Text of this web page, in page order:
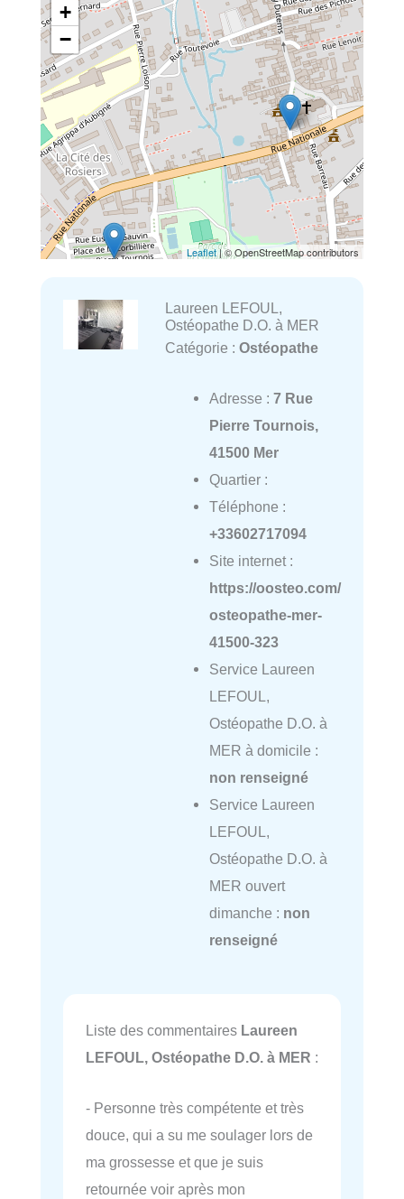
+
−
Leaflet| © OpenStreetMap contributors
Laureen LEFOUL,
Ostéopathe D.O. à MER
Catégorie : Ostéopathe
Adresse : 7 Rue
Pierre Tournois,
41500 Mer
Quartier :
Téléphone :
+33602717094
Site internet :
https://oosteo.com/
osteopathe-mer-
41500-323
Service Laureen
LEFOUL,
Ostéopathe D.O. à
MER à domicile :
non renseigné
Service Laureen
LEFOUL,
Ostéopathe D.O. à
MER ouvert
dimanche : non
renseigné
Liste des commentaires Laureen
LEFOUL, Ostéopathe D.O. à MER :
- Personne très compétente et très
douce, qui a su me soulager lors de
ma grossesse et que je suis
retournée voir après mon